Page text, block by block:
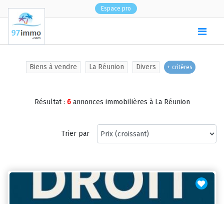
Espace pro
Biens à vendre La Réunion Divers + critères
Résultat : 6 annonces immobilières à La Réunion
Trier par